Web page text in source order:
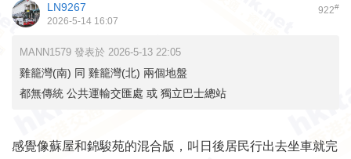
922#
LN9267
2026-5-14 16:07
MANN1579 發表於 2026-5-13 22:05
雞籠灣(南) 同 雞籠灣(北) 兩個地盤
都無傳統 公共運輸交匯處 或 獨立巴士總站
感覺像蘇屋和錦駿苑的混合版，叫日後居民行出去坐車就完